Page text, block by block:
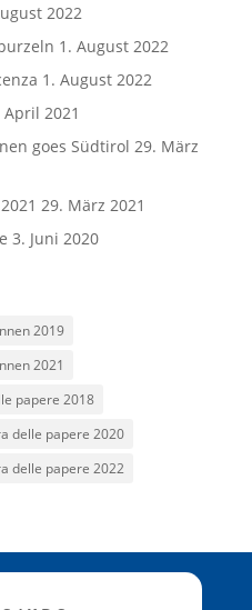
2022
1. August 2022
1. August 2022
April 2021
goes Südtirol 29. März
29. März 2021
3. Juni 2020
2019
2021
papere 2018
delle papere 2020
delle papere 2022